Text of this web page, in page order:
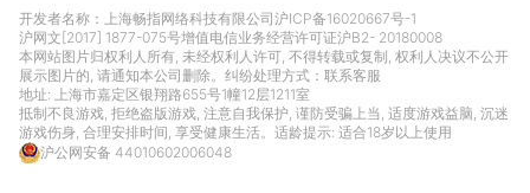
开发者名称：上海畅指网络科技有限公司沪ICP备16020667号-1
沪网文[2017] 1877-075号增值电信业务经营许可证沪B2- 20180008
本网站图片归权利人所有, 未经权利人许可, 不得转载或复制, 权利人决议不公开
展示图片的, 请通知本公司删除。纠纷处理方式： 联系客服
地址: 上海市嘉定区银翔路655号1幢12层1211室
抵制不良游戏, 拒绝盗版游戏, 注意自我保护, 谨防受骗上当, 适度游戏益脑, 沉迷
游戏伤身, 合理安排时间, 享受健康生活。适龄提示: 适合18岁以上使用
沪公网安备 44010602006048